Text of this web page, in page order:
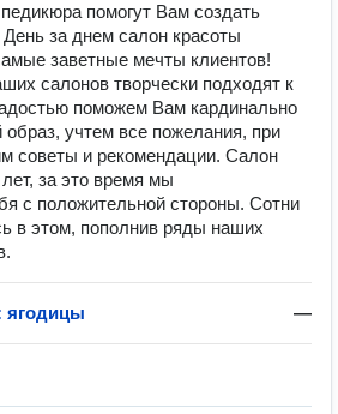
помогут Вам создать
за днем салон красоты
заветные мечты клиентов!
салонов творчески подходят к
поможем Вам кардинально
учтем все пожелания, при
советы и рекомендации. Салон
за это время мы
с положительной стороны. Сотни
в этом, пополнив ряды наших
ягодицы —